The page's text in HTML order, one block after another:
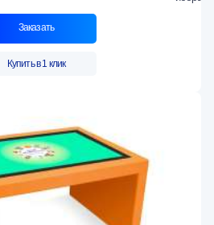
Заказать
Купить в 1 клик